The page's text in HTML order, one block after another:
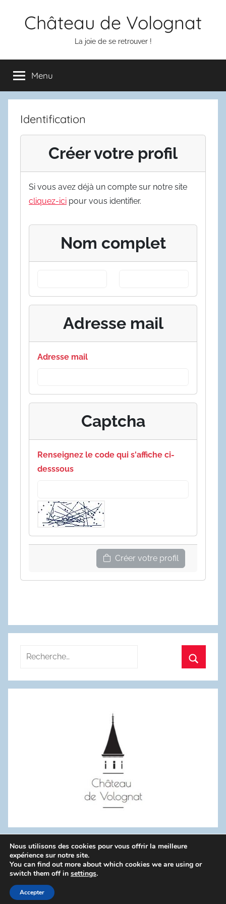
Château de Volognat
La joie de se retrouver !
Menu
Identification
Créer votre profil
Si vous avez déjà un compte sur notre site
cliquez-ici pour vous identifier.
Nom complet
Adresse mail
Adresse mail
Captcha
Renseignez le code qui s'affiche ci-
desssous
Créer votre profil
Recherche
:
WordPress Theme: Donovan by ThemeZee.
Politique de confidentialité
Nous utilisons des cookies pour vous offrir la meilleure
expérience sur notre site.
You can find out more about which cookies we are using or
switch them off in settings.
Accepter